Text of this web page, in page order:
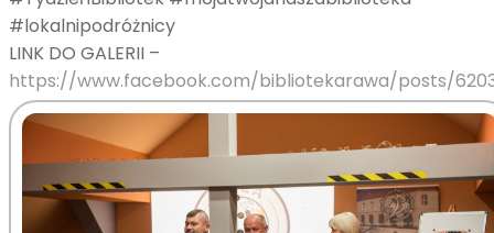
#lokalnipodróżnicy
LINK DO GALERII –
https://www.facebook.com/bibliotekarawa/posts/